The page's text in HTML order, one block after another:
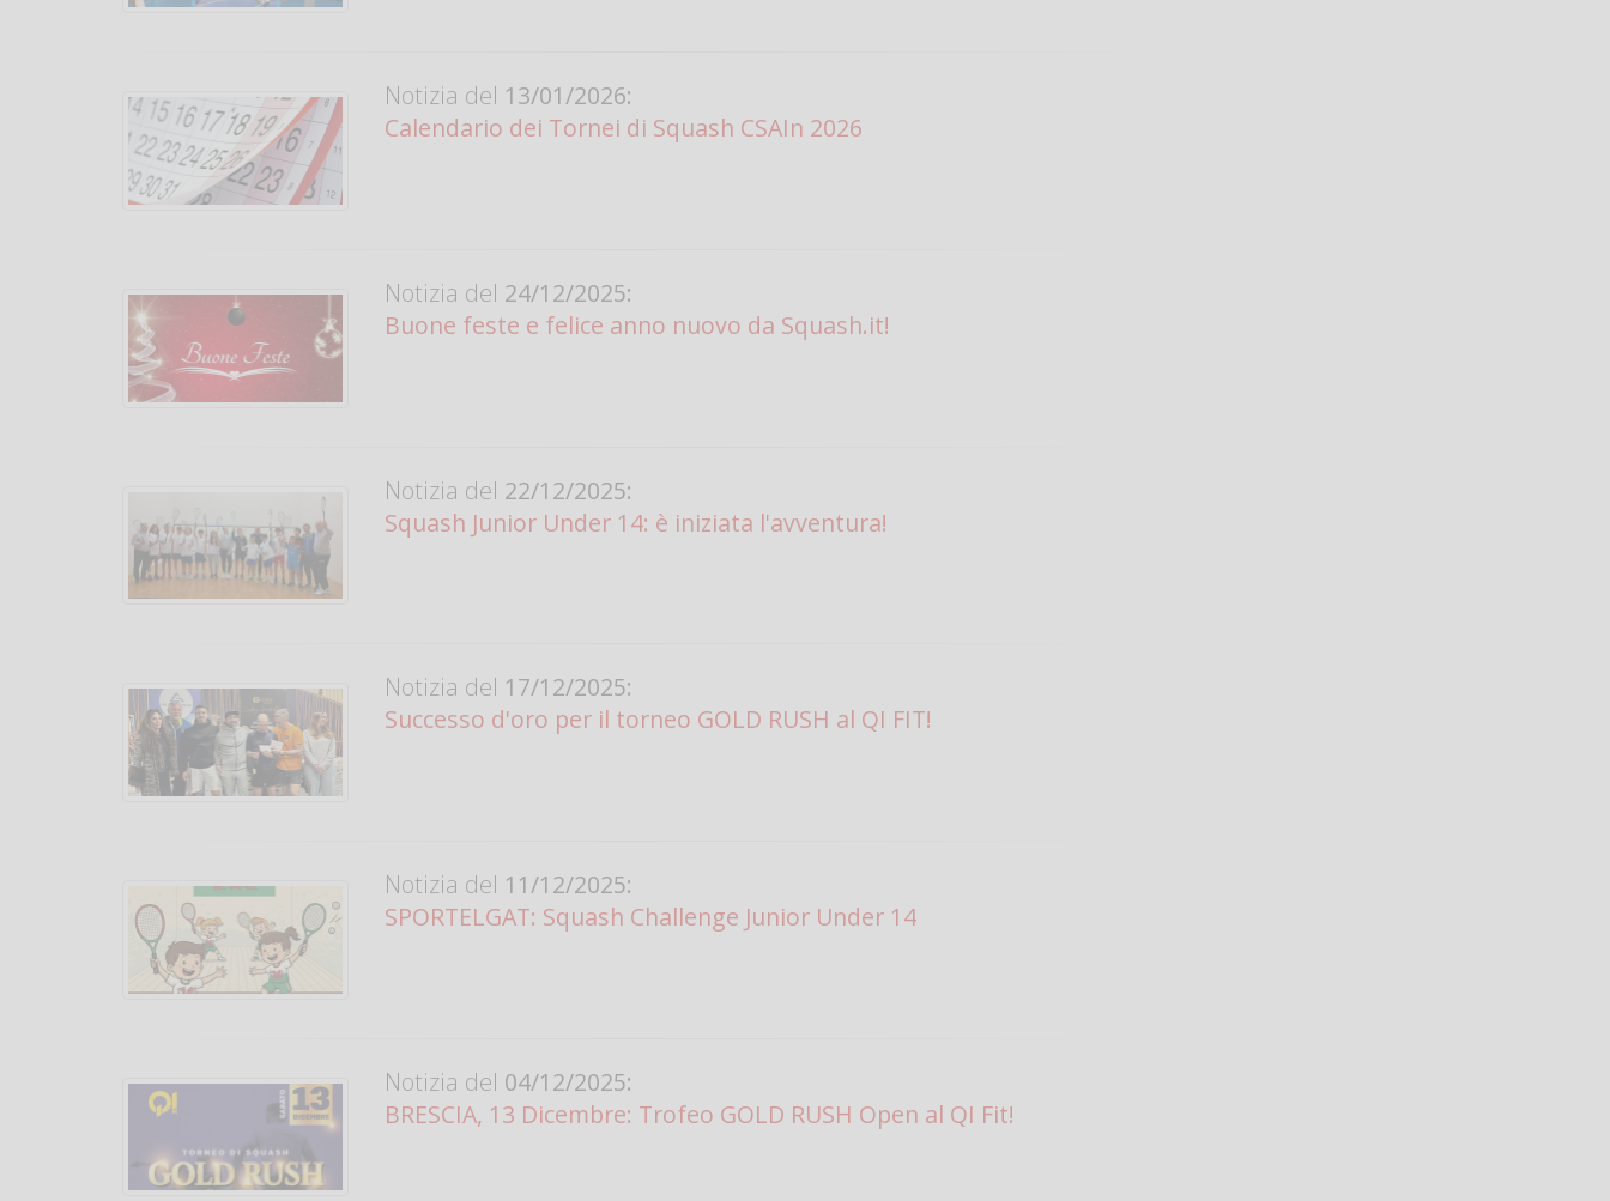
Notizia del 13/01/2026:
Calendario dei Tornei di Squash CSAIn 2026
Notizia del 24/12/2025:
Buone feste e felice anno nuovo da Squash.it!
Notizia del 22/12/2025:
Squash Junior Under 14: è iniziata l'avventura!
Notizia del 17/12/2025:
Successo d'oro per il torneo GOLD RUSH al QI FIT!
Notizia del 11/12/2025:
SPORTELGAT: Squash Challenge Junior Under 14
Notizia del 04/12/2025:
BRESCIA, 13 Dicembre: Trofeo GOLD RUSH Open al QI Fit!